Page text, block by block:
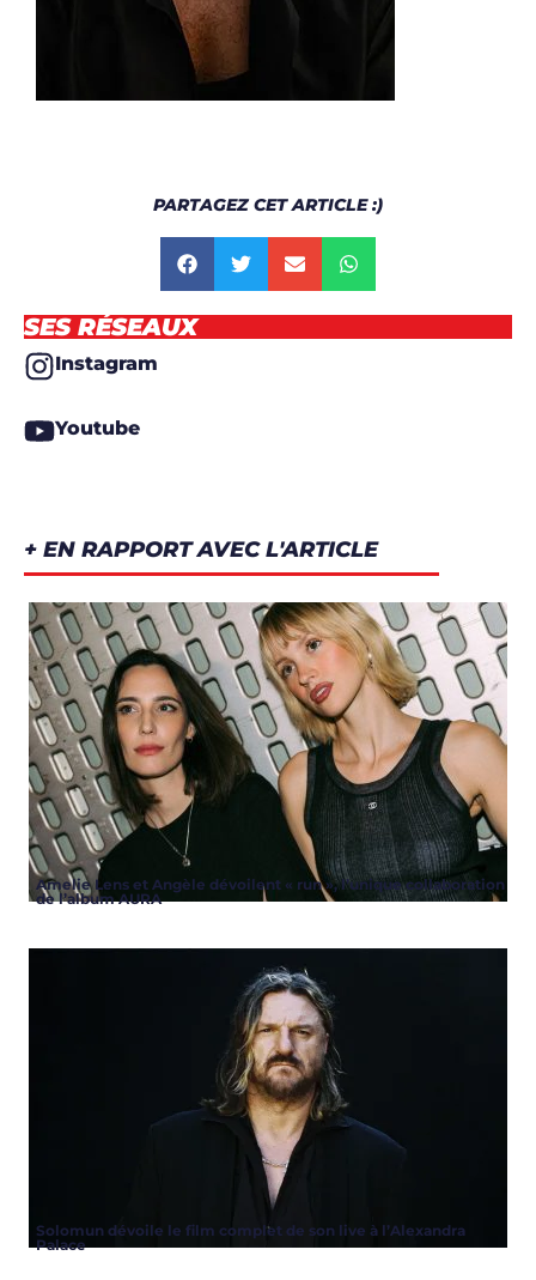
PARTAGEZ CET ARTICLE :)
SES RÉSEAUX
Instagram
Youtube
+ EN RAPPORT AVEC L'ARTICLE
Amelie Lens et Angèle dévoilent « run », l’unique collaboration
de l’album AURA
Solomun dévoile le film complet de son live à l’Alexandra
Palace